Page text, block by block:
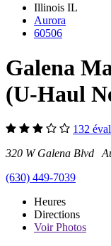
Illinois IL
Aurora
60506
Galena
(U-Haul
132
320 W Galena Blvd
(630) 449-7039
Heures
Directions
VoirPhotos